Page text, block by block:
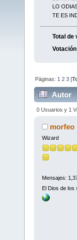
LO
TE ES
Total de
Páginas: 1 2 3 [
Autor
0 Usuarios y 1
morfeo
Wizard
Mensajes:
El Dios de los